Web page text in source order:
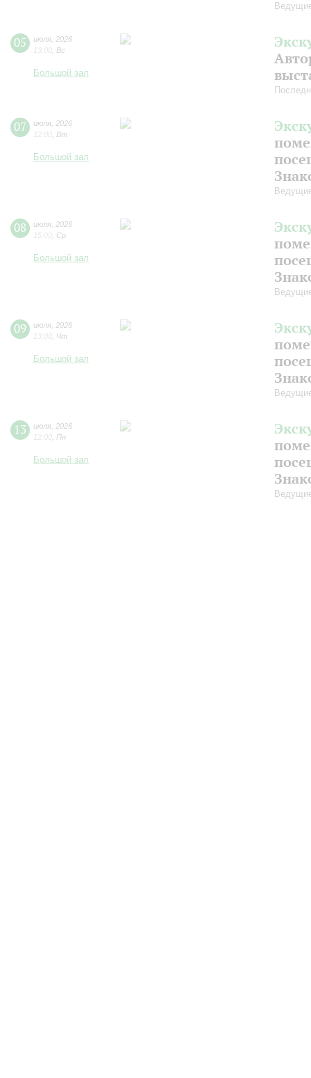
05 июля 2026
13:00 Вс
Большой зал
07 июля 2026
12:00 Вт
Большой зал
08 июля 2026
15:00 Ср
Большой зал
09 июля 2026
13:00 Чт
Большой зал
13 июля 2026
12:00 Пн
Большой зал